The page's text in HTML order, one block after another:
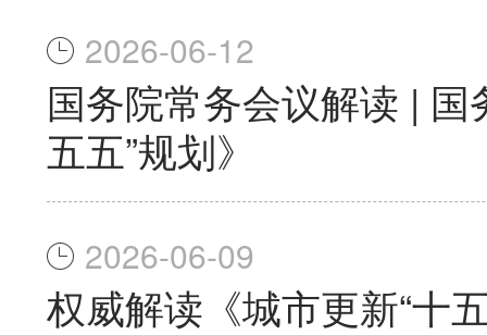
2026-06-12
国务院常务会议解读 |
五五”规划》
2026-06-09
权威解读《城市更新“十